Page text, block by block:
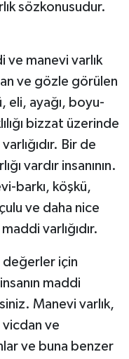
sözkonusudur.
ve manevi varlık
ve gözle görülen
eli, ayağı, boyu-
bizzat üzerinde
Bir de
vardır insanının.
barkı, köşkü,
ve daha nice
varlığıdır.
değerler için
maddi
Manevi varlık,
vicdan ve
ve buna benzer